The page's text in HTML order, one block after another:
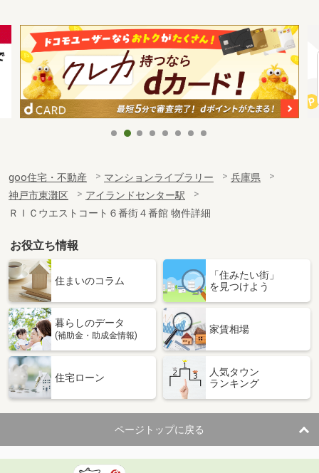
goo住宅・不動産 マンションライブラリー
兵庫県
神戸市東灘区
アイランドセンター駅
ＲＩＣウエストコート６番街４番館 物件詳細
お役立ち情報
住まいのコラム
「住みたい街」
を見つけよう
暮らしのデータ
(補助金・助成金情報)
家賃相場
住宅ローン
人気タウン
ランキング
ページトップに戻る